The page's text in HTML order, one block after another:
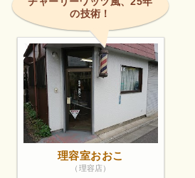
の技術！
理容室おおこ
（理容店）